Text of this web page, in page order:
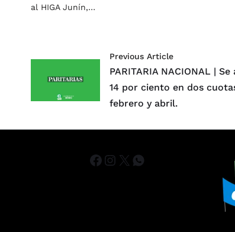
al HIGA Junín,…
Previous Article
PARITARIA NACIONAL |
14 por ciento en dos
febrero y abril.